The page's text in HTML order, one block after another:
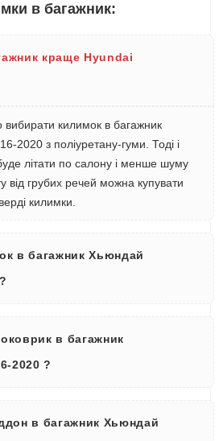
в багажник:
краще Hyundai
вибирати килимок в багажник
2020 з поліуретану-гуми. Тоді і
літати по салону і менше шуму
від грубих речей можна купувати
килимки.
в багажник Хьюндай
в багажник
2020 ?
в багажник Хьюндай